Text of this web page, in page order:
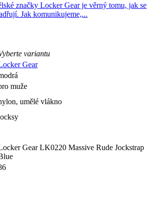
značky Locker Gear je věrný tomu, jak se
Jak komunikujeme,...
variantu
Gear
muže
umělé vlákno
Gear LK0220 Massive Rude Jockstrap